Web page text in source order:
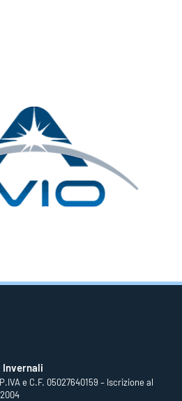
Invernali
e C.F. 05027640159 – Iscrizione al